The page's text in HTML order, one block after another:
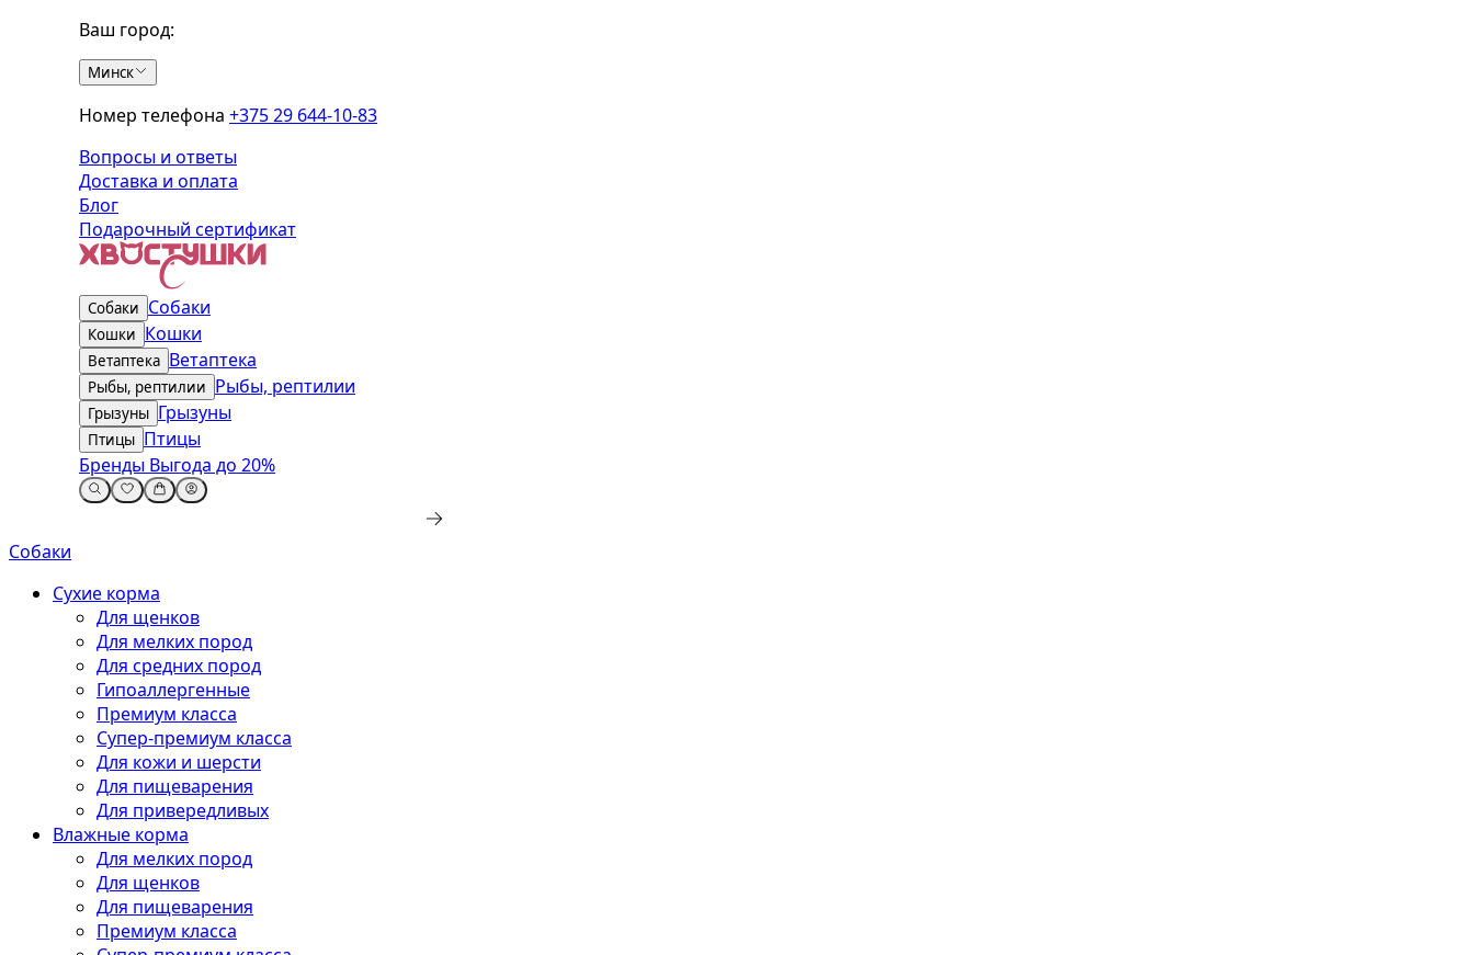
Ваш город:
Минск
Номер телефона +375 29 644-10-83
Вопросы и ответы
Доставка и оплата
Блог
Подарочный сертификат
Собаки Собаки
Кошки Кошки
Ветаптека Ветаптека
Рыбы, рептилии Рыбы, рептилии
Грызуны Грызуны
Птицы Птицы
Бренды Выгода до 20%
Собаки
Сухие корма
Для щенков
Для мелких пород
Для средних пород
Гипоаллергенные
Премиум класса
Супер-премиум класса
Для кожи и шерсти
Для пищеварения
Для привередливых
Влажные корма
Для мелких пород
Для щенков
Для пищеварения
Премиум класса